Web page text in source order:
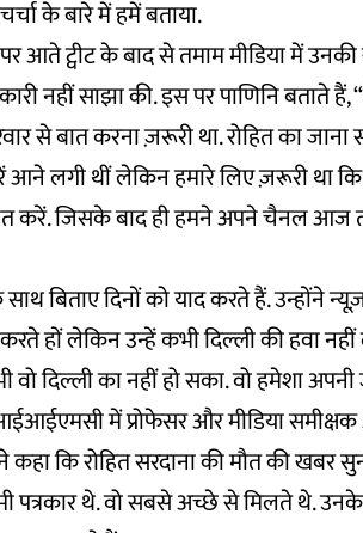
के बारे में हमें बताया.
पर आते ट्वीट के बाद से तमाम मीडिया में
नहीं साझा की. इस पर पाणिनि बताते
से बात करना ज़रूरी था. रोहित का
लगी थीं लेकिन हमारे लिए ज़रूरी था
करें. जिसके बाद ही हमने अपने चैनल आज तक
बिताए दिनों को याद करते हैं. उन्होंने
हों लेकिन उन्हें कभी दिल्ली की हवा नहीं
दिल्ली का नहीं हो सका. वो हमेशा
में प्रोफेसर और मीडिया
कहा कि रोहित सरदाना की मौत की
पत्रकार थे. वो सबसे अच्छे से मिलते थे.